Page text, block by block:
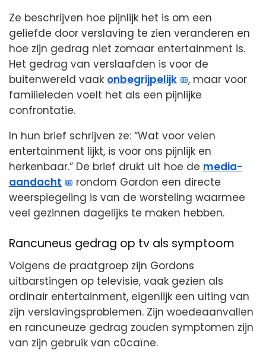
Ze beschrijven hoe pijnlijk het is om een
geliefde door verslaving te zien veranderen en
hoe zijn gedrag niet zomaar entertainment is.
Het gedrag van verslaafden is voor de
buitenwereld vaak onbegrijpelijk
, maar voor
familieleden voelt het als een pijnlijke
confrontatie.
In hun brief schrijven ze: “Wat voor velen
entertainment lijkt, is voor ons pijnlijk en
herkenbaar.” De brief drukt uit hoe de media-
aandacht
rondom Gordon een directe
weerspiegeling is van de worsteling waarmee
veel gezinnen dagelijks te maken hebben.
Rancuneus gedrag op tv als symptoom
Volgens de praatgroep zijn Gordons
uitbarstingen op televisie, vaak gezien als
ordinair entertainment, eigenlijk een uiting van
zijn verslavingsproblemen. Zijn woedeaanvallen
en rancuneuze gedrag zouden symptomen zijn
van zijn gebruik van c0caïne.